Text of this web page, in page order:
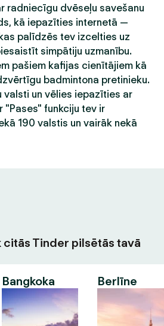
radniecīgu dvēseļu savešanu
kā iepazīties internetā —
palīdzēs tev izcelties uz
simpātiju uzmanību.
pašiem kafijas cienītājiem kā
badmintona pretinieku.
valsti un vēlies iepazīties ar
"Pases" funkciju tev ir
190 valstis un vairāk nekā
citās Tinder pilsētās tavā
Bangkoka Berlīne